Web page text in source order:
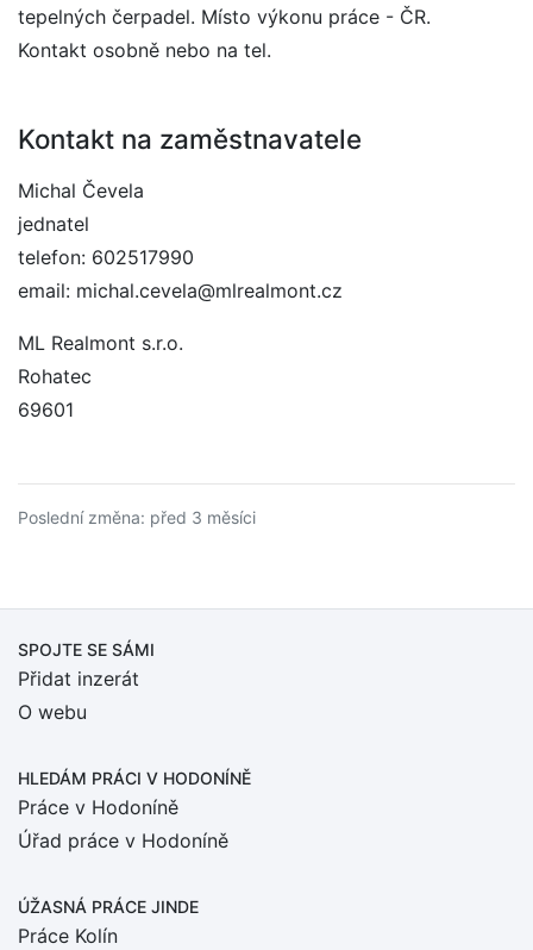
tepelných čerpadel. Místo výkonu práce - ČR.
Kontakt osobně nebo na tel.
Kontakt na zaměstnavatele
Michal Čevela
jednatel
telefon: 602517990
email: michal.cevela@mlrealmont.cz
ML Realmont s.r.o.
Rohatec
69601
Poslední změna: před 3 měsíci
SPOJTE SE SÁMI
Přidat inzerát
O webu
HLEDÁM PRÁCI V HODONÍNĚ
Práce v Hodoníně
Úřad práce v Hodoníně
ÚŽASNÁ PRÁCE JINDE
Práce Kolín